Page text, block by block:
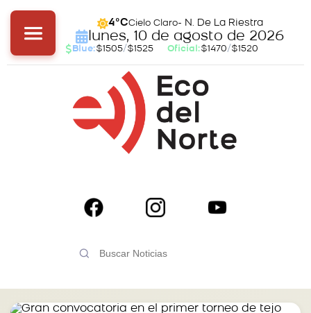
4°CCielo Claro- N. De La Riestra
lunes, 10 de agosto de 2026
Blue:$1505/$1525 Oficial:$1470/$1520